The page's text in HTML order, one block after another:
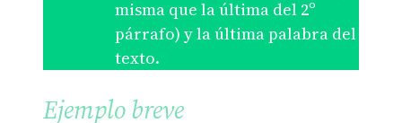
misma que la última del 2º
párrafo) y la última palabra del
texto.
Ejemplo breve